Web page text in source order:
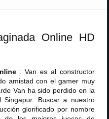
Online HD
: Van es al constructor
amistad con el gamer muy
Van ha sido perdido en la
Buscar a nuestro
glorificado por nombre